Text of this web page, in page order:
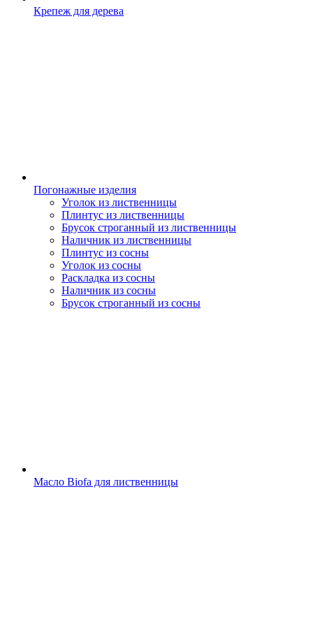
Крепеж для дерева
Погонажные изделия
Уголок из лиственницы
Плинтус из лиственницы
Брусок строганный из лиственницы
Наличник из лиственницы
Плинтус из сосны
Уголок из сосны
Раскладка из сосны
Наличник из сосны
Брусок строганный из сосны
Масло Biofa для лиственницы